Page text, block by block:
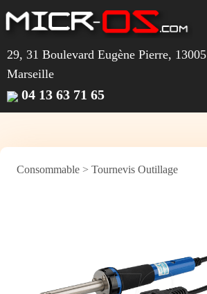
au
contenu
29, 31 Boulevard Eugène Pierre, 13005
Marseille
04 13 63 71 65
Consommable > Tournevis Outillage